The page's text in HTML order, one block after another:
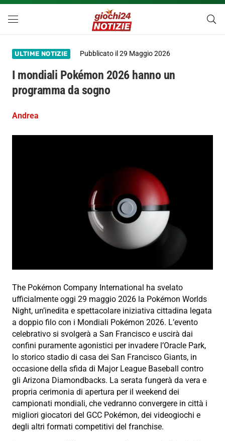
ULTIME NOTIZIE Pubblicato il29 Maggio 2026
I mondiali Pokémon 2026 hanno un
programma da sogno
Andrea
The Pokémon Company International ha svelato
ufficialmente oggi 29 maggio 2026 la Pokémon Worlds
Night, un’inedita e spettacolare iniziativa cittadina legata
a doppio filo con i Mondiali Pokémon 2026. L’evento
celebrativo si svolgerà a San Francisco e uscirà dai
confini puramente agonistici per invadere l’Oracle Park,
lo storico stadio di casa dei San Francisco Giants, in
occasione della sfida di Major League Baseball contro
gli Arizona Diamondbacks. La serata fungerà da vera e
propria cerimonia di apertura per il weekend dei
campionati mondiali, che vedranno convergere in città i
migliori giocatori del GCC Pokémon, dei videogiochi e
degli altri formati competitivi del franchise.